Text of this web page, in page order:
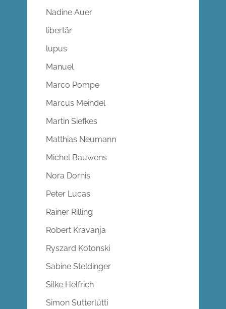
Nadine Auer
libertär
lupus
Manuel
Marco Pompe
Marcus Meindel
Martin Siefkes
Matthias Neumann
Michel Bauwens
Nora Dornis
Peter Lucas
Rainer Rilling
Robert Kravanja
Ryszard Kotonski
Sabine Steldinger
Silke Helfrich
Simon Sutterlütti